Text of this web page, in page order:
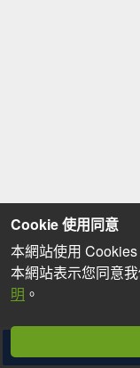
Cookie 使用同意
本網站使用
本網站表示您同意
明 。